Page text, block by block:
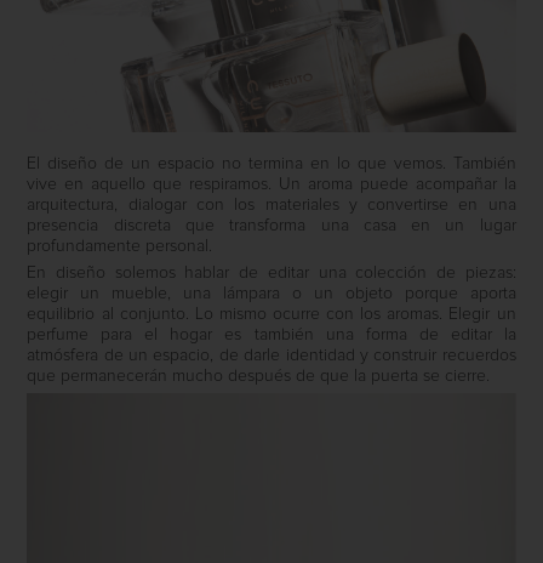
El diseño de un espacio no termina en lo que vemos. También
vive en aquello que respiramos. Un aroma puede acompañar la
arquitectura, dialogar con los materiales y convertirse en una
presencia discreta que transforma una casa en un lugar
profundamente personal.
En diseño solemos hablar de editar una colección de piezas:
elegir un mueble, una lámpara o un objeto porque aporta
equilibrio al conjunto. Lo mismo ocurre con los aromas. Elegir un
perfume para el hogar es también una forma de editar la
atmósfera de un espacio, de darle identidad y construir recuerdos
que permanecerán mucho después de que la puerta se cierre.